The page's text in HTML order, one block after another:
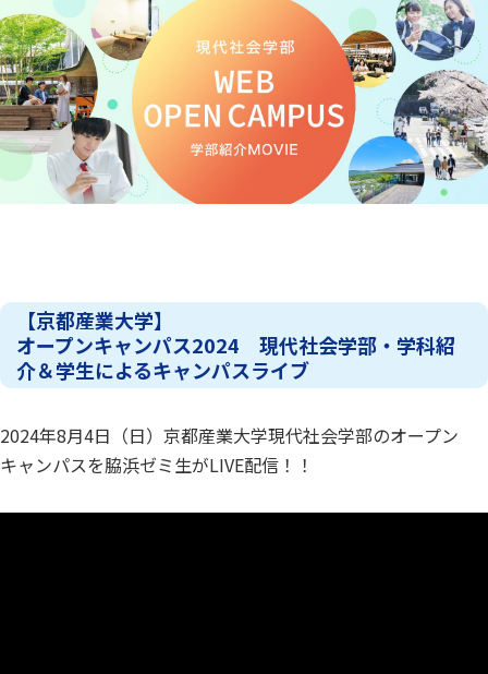
【京都産業大学】
オープンキャンパス2024 現代社会学部・学科紹
介＆学生によるキャンパスライブ
2024年8月4日（日）京都産業大学現代社会学部のオープン
キャンパスを脇浜ゼミ生がLIVE配信！！